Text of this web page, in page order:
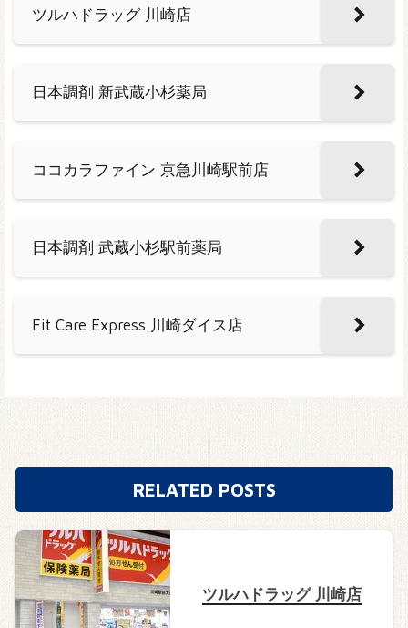
ツルハドラッグ 川崎店
日本調剤 新武蔵小杉薬局
ココカラファイン 京急川崎駅前店
日本調剤 武蔵小杉駅前薬局
Fit Care Express 川崎ダイス店
RELATED POSTS
ツルハドラッグ 川崎店